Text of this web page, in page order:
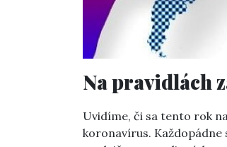
Na pravidlách
Uvidíme, či sa tento rok
koronavírus. Každopádne